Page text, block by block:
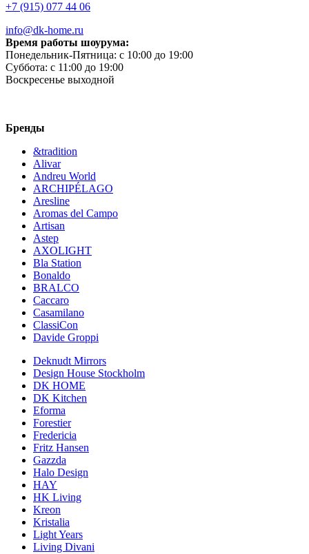
+7 (915) 077 44 06
info@dk-home.ru
Время работы шоурума:
Понедельник-Пятница: c 10:00 до 19:00
Суббота: c 11:00 до 19:00
Воскресенье выходной
Бренды
&tradition
Alivar
Andreu World
ARCHIPÉLAGO
Aresline
Aromas del Campo
Artisan
Astep
AXOLIGHT
Bla Station
Bonaldo
BRALCO
Caccaro
Casamilano
ClassiCon
Davide Groppi
Deknudt Mirrors
Design House Stockholm
DK HOME
DK Kitchen
Eforma
Forestier
Fredericia
Fritz Hansen
Gazzda
Halo Design
HAY
HK Living
Kreon
Kristalia
Light Years
Living Divani